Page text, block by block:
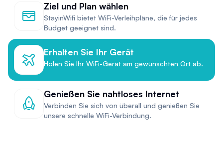
Ziel und Plan wählen
StayinWifi bietet WiFi-Verleihpläne, die für jedes
Budget geeignet sind.
Erhalten Sie Ihr Gerät
Holen Sie Ihr WiFi-Gerät am gewünschten Ort ab.
Genießen Sie nahtloses Internet
Verbinden Sie sich von überall und genießen Sie
unsere schnelle WiFi-Verbindung.